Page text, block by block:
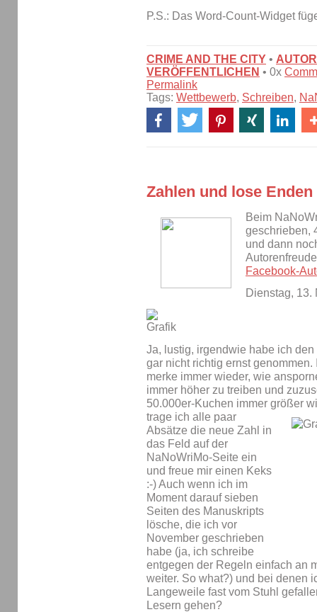
P.S.: Das Word-Count-Widget
CRIME AND THE CITY •
VERÖFFENTLICHEN • 0x
Permalink
Tags: Wettbewerb, Schreiben,
Zahlen und lose Enden
Beim
geschrieben,
und dann
Facebook-
Dienstag, 13.
Ja, lustig, irgendwie habe ich
gar nicht richtig ernst
merke immer wieder, wie
immer höher zu treiben und
50.000er-Kuchen immer größer
trage ich alle paar
Absätze die neue Zahl in
das Feld auf der
NaNoWriMo-Seite ein
und freue mir einen Keks
:-) Auch wenn ich im
Moment darauf sieben
Seiten des Manuskripts
lösche, die ich vor
November geschrieben
habe (ja, ich schreibe
entgegen der Regeln einfach an
weiter. So what?) und bei denen
Langeweile fast vom Stuhl
Lesern gehen?